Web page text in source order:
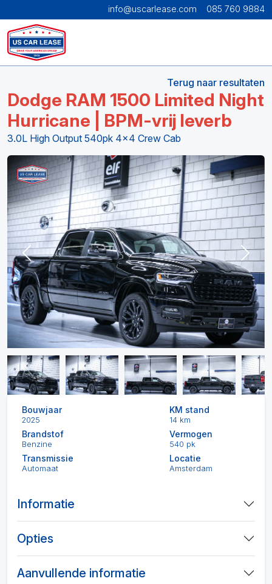
info@uscarlease.com 085 760 9884
Terug naar resultaten
Dodge RAM 1500 Limited Night
Hurricane | BPM-vrij leverb
3.0L High Output 540pk 4x4 Crew Cab
Previous Next
Bouwjaar
2025
KM stand
14 km
Brandstof
Benzine
Vermogen
540 pk
Transmissie
Automaat
Locatie
Amsterdam
Informatie
Opties
Aanvullende informatie